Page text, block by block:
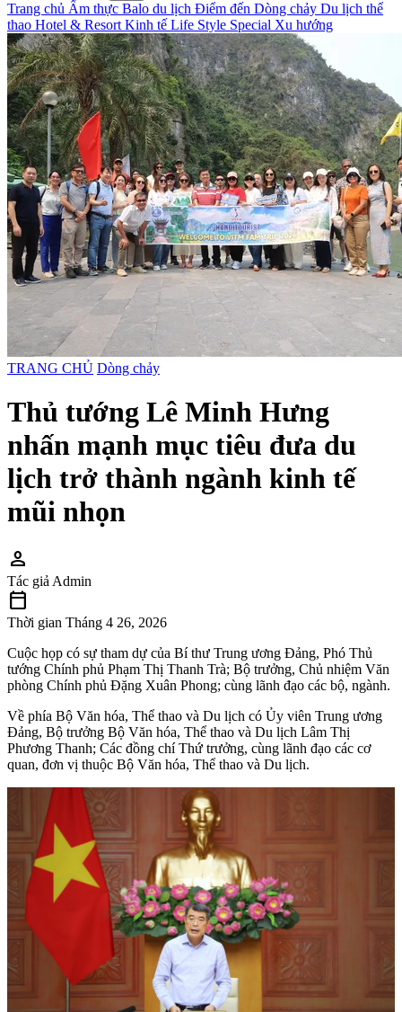
Trang chủ Ẩm thực Balo du lịch Điểm đến Dòng chảy Du lịch thể
thao Hotel & Resort Kinh tế Life Style Special Xu hướng
TRANG CHỦ Dòng chảy
Thủ tướng Lê Minh Hưng
nhấn mạnh mục tiêu đưa du
lịch trở thành ngành kinh tế
mũi nhọn
person
Tác giả Admin
calendar_today
Thời gian Tháng 4 26, 2026
Cuộc họp có sự tham dự của Bí thư Trung ương Đảng, Phó Thủ
tướng Chính phủ Phạm Thị Thanh Trà; Bộ trưởng, Chủ nhiệm Văn
phòng Chính phủ Đặng Xuân Phong; cùng lãnh đạo các bộ, ngành.
Về phía Bộ Văn hóa, Thể thao và Du lịch có Ủy viên Trung ương
Đảng, Bộ trưởng Bộ Văn hóa, Thể thao và Du lịch Lâm Thị
Phương Thanh; Các đồng chí Thứ trưởng, cùng lãnh đạo các cơ
quan, đơn vị thuộc Bộ Văn hóa, Thể thao và Du lịch.